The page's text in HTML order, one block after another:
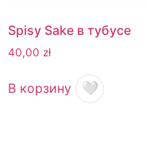
Spisy Sake в тубусе
40,00 zł
В корзину 🤍